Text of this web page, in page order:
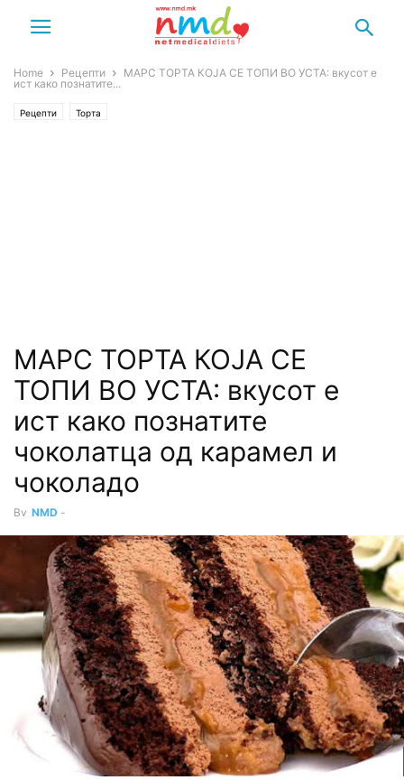
Home Рецепти
МАРС ТОРТА КОЈА СЕ ТОПИ ВО УСТА: вкусот е
ист како познатите...
Рецепти Торта
МАРС ТОРТА КОЈА СЕ
ТОПИ ВО УСТА: вкусот е
ист како познатите
чоколатца од карамел и
чоколадо
By NMD -